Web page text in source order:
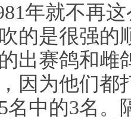
年就不再
的是很强的
出赛鸽和雌
因为他们都
名中的3名。